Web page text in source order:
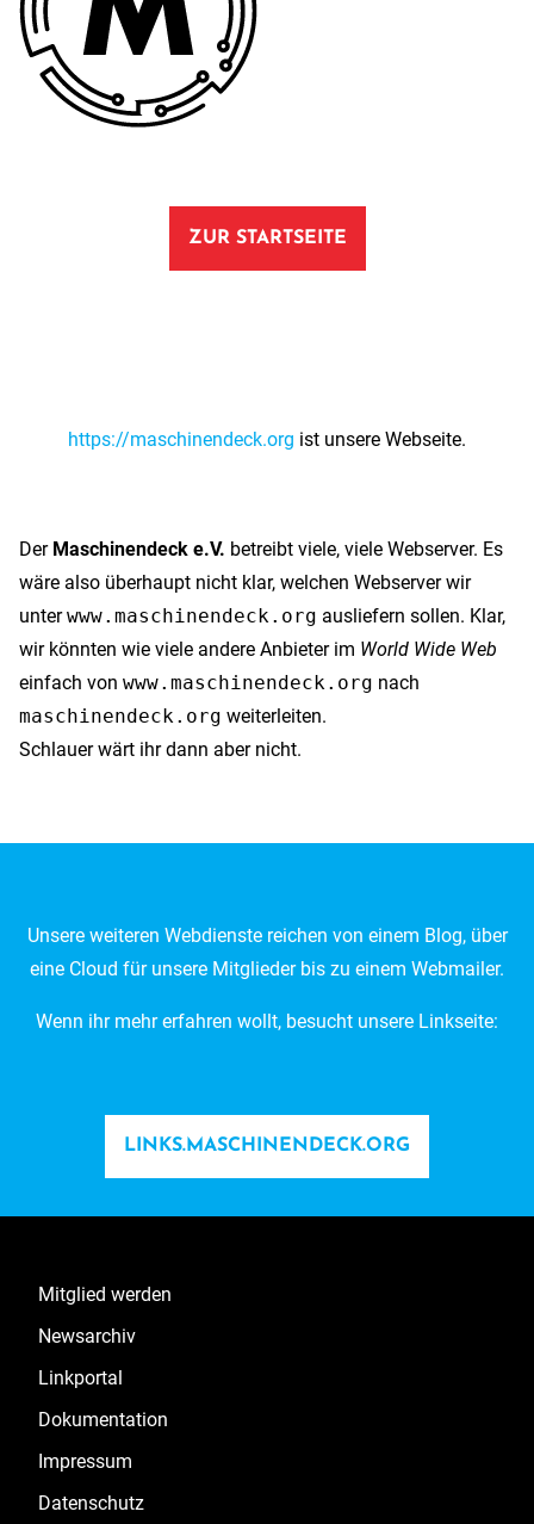
ZUR STARTSEITE
https://maschinendeck.org ist unsere Webseite.
Der Maschinendeck e.V. betreibt viele, viele Webserver. Es
wäre also überhaupt nicht klar, welchen Webserver wir
unterwww.maschinendeck.org ausliefern sollen. Klar,
wir könnten wie viele andere Anbieter im World Wide Web
einfach von www.maschinendeck.org nach
maschinendeck.org weiterleiten.
Schlauer wärt ihr dann aber nicht.
Unsere weiteren Webdienste reichen von einem Blog, über
eine Cloud für unsere Mitglieder bis zu einem Webmailer.
Wenn ihr mehr erfahren wollt, besucht unsere Linkseite:
LINKS.MASCHINENDECK.ORG
Mitglied werden
Newsarchiv
Linkportal
Dokumentation
Impressum
Datenschutz